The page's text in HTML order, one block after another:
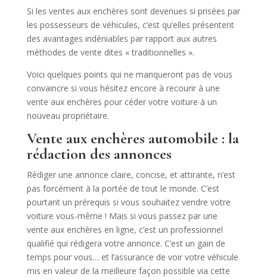
Si les ventes aux enchères sont devenues si prisées par
les possesseurs de véhicules, c’est qu’elles présentent
des avantages indéniables par rapport aux autres
méthodes de vente dites « traditionnelles ».
Voici quelques points qui ne manqueront pas de vous
convaincre si vous hésitez encore à recourir à une
vente aux enchères pour céder votre voiture à un
nouveau propriétaire.
Vente aux enchères automobile : la
rédaction des annonces
Rédiger une annonce claire, concise, et attirante, n’est
pas forcément à la portée de tout le monde. C’est
pourtant un prérequis si vous souhaitez vendre votre
voiture vous-même ! Mais si vous passez par une
vente aux enchères en ligne, c’est un professionnel
qualifié qui rédigera votre annonce. C’est un gain de
temps pour vous… et l’assurance de voir votre véhicule
mis en valeur de la meilleure façon possible via cette